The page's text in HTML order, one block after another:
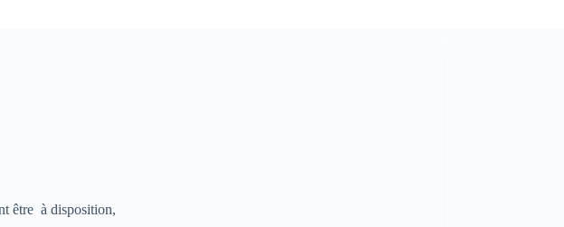
être à disposition,